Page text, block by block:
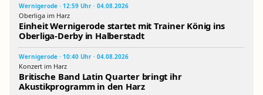
Wernigerode · 12:59 Uhr · 04.08.2026
Oberliga im Harz
Einheit Wernigerode startet mit Trainer König ins
Oberliga-Derby in Halberstadt
Wernigerode · 10:40 Uhr · 04.08.2026
Konzert im Harz
Britische Band Latin Quarter bringt ihr
Akustikprogramm in den Harz